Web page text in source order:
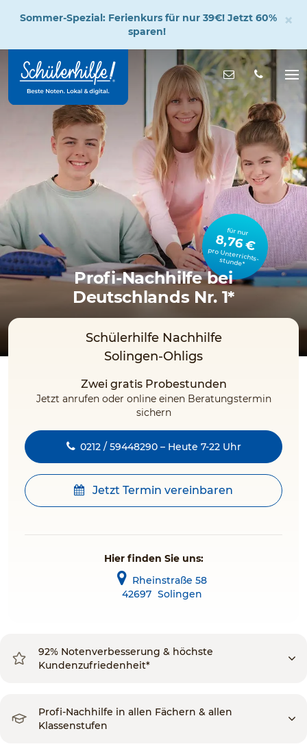
Hauptinhalt
Nachricht
für nur
8,76 €
pro Unterrichts­stunde*
Profi-Nachhilfe bei
Deutschlands Nr. 1*
Schülerhilfe Nachhilfe
Solingen-Ohligs
Zwei gratis Probestunden
Jetzt anrufen oder online einen Beratungstermin
sichern
0212 / 59448290 – Heute 7-22 Uhr
Jetzt Termin vereinbaren
Hier finden Sie uns:
Rheinstraße 58
42697 Solingen
Sommer-Spezial: Ferienkurs für nur 39€! Jetzt 60%
sparen!
×
92% Notenverbesserung & höchste
Kundenzufriedenheit*
Profi-Nachhilfe in allen Fächern & allen
Klassenstufen